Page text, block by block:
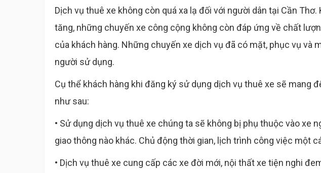
Dịch vụ thuê xe không còn quá xa lạ đối với người dân tại Cần
tăng, những chuyến xe công cộng không còn đáp ứng về chất
của khách hàng. Những chuyến xe dịch vụ đã có mặt, phục vụ và
người sử dụng.
Cụ thể khách hàng khi đăng ký sử dụng dịch vụ thuê xe sẽ mang
như sau:
• Sử dụng dịch vụ thuê xe chúng ta sẽ không bị phụ thuộc vào xe
giao thông nào khác. Chủ động thời gian, lịch trình công việc một
• Dịch vụ thuê xe cung cấp các xe đời mới, nội thất xe tiện nghi